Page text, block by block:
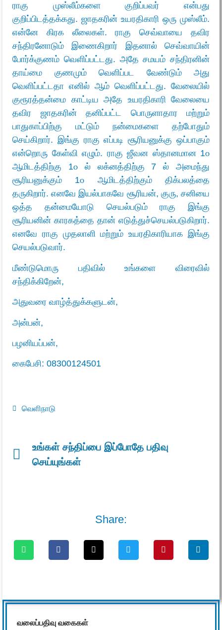
ராகு முஸ்லீம்களை குறிப்பவர் என்பது
குறிப்பிடத்தக்கது. ஜாதகரின் உயரதிகாரி ஒரு முஸ்லீம்.
என்னே கிரக லீலைகள். ராகு செவ்வாயை தவிர
சந்திரனோடும் இணைகிறார் இதனால் செவ்வாயின்
போர்க்குணம் வெளிப்பட்டது. அதே சமயம் சந்திரனின்
தாய்மை குணமும் வெளிப்பட வேண்டும் அது
வெளிப்பட்டதா எனில் ஆம் வெளிப்பட்டது. வேலையில்
குரூரத்தன்மை காட்டிய அதே உயரதிகாரி வேலையை
தவிர ஜாதகரின் தனிப்பட்ட பொருளாதார மற்றும்
பாதுகாப்பிற்கு மட்டும் நன்மைகளை தற்போதும்
செய்கிறார். இங்கு ராகு எப்படி சூரியனுக்கு ஒப்பாகும்
என்றொரு கேள்வி எழும். ராகு ஜீவன ஸ்தானமான 1௦
ஆமிடத்திற்கு 1௦ ல் லக்னத்திற்கு 7 ல் அமைந்து
சூரியனுக்கும் 1௦ ஆமிடத்திற்கும் திக்பலத்தை
தருகிறார். எனவே இயல்பாகவே சூரியன், குரு, சனியை
ஒத்த தன்மையோடு செயல்படும் ராகு இங்கு
சூரியனின் காரகத்தை தான் எடுத்துச்செயல்படுகிறார்.
எனவே ராகு முதலாளி மற்றும் உயரதிகாரியாக இங்கு
செயல்படுவார்.
மீண்டுமொரு பதிவில் உங்களை விரைவில்
சந்திக்கிறேன்,
அதுவரை வாழ்த்துக்களுடன்,
அன்பன்,
பழனியப்பன்,
கைபேசி: 08300124501
வெளிநாடு
உங்கள் சந்திப்பை இப்போதே பதிவு
செய்யுங்கள்
Share:
வலைப்பதிவு வகைகள்